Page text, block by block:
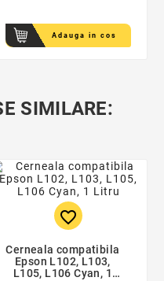
Adauga in cos
SIMILARE:
favorite_border
Cerneala compatibila
Epson L102, L103,
L105, L106 Cyan, 1